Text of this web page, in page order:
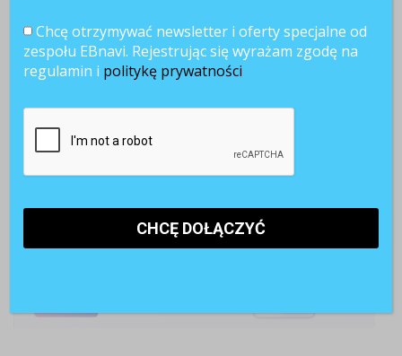
Chcę otrzymywać newsletter i oferty specjalne od
zespołu EBnavi. Rejestrując się wyrażam zgodę na
regulamin i politykę prywatności